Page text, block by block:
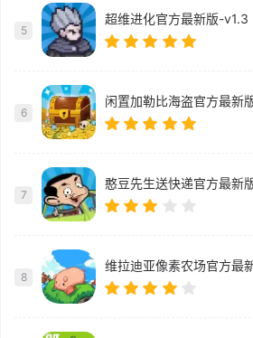
5
超维进化官方最新版-v1.3
6
闲置加勒比海盗官方最新
7
憨豆先生送快递官方最新
8
维拉迪亚像素农场官方最